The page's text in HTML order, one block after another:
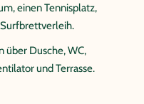
einen Tennisplatz,
über Dusche, WC,
und Terrasse.